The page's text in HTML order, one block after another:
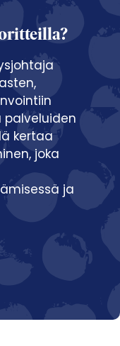
kertaa
joka
ja